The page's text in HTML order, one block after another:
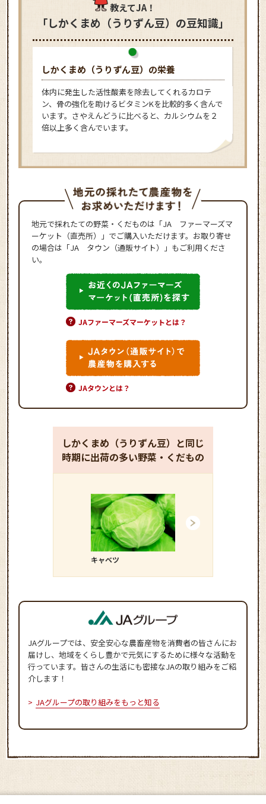
教えてJA！
「しかくまめ（うりずん豆）の豆知識」
しかくまめ（うりずん豆）の栄養
体内に発生した活性酸素を除去してくれるカロテ
ン、骨の強化を助けるビタミンKを比較的多く含んで
います。さやえんどうに比べると、カルシウムを２
倍以上多く含んでいます。
地元で採れたての野菜・くだものは「JA ファーマーズマ
ーケット（直売所）」でご購入いただけます。お取り寄せ
の場合は「JA タウン（通販サイト）」もご利用くださ
い。
JAファーマーズマーケットとは？
JAタウンとは？
しかくまめ（うりずん豆）と同じ
時期に出荷の多い野菜・くだもの
キャベツ
JAグループでは、安全安心な農畜産物を消費者の皆さんにお
届けし、地域をくらし豊かで元気にするために様々な活動を
行っています。皆さんの生活にも密接なJAの取り組みをご紹
介します！
JAグループの取り組みをもっと知る